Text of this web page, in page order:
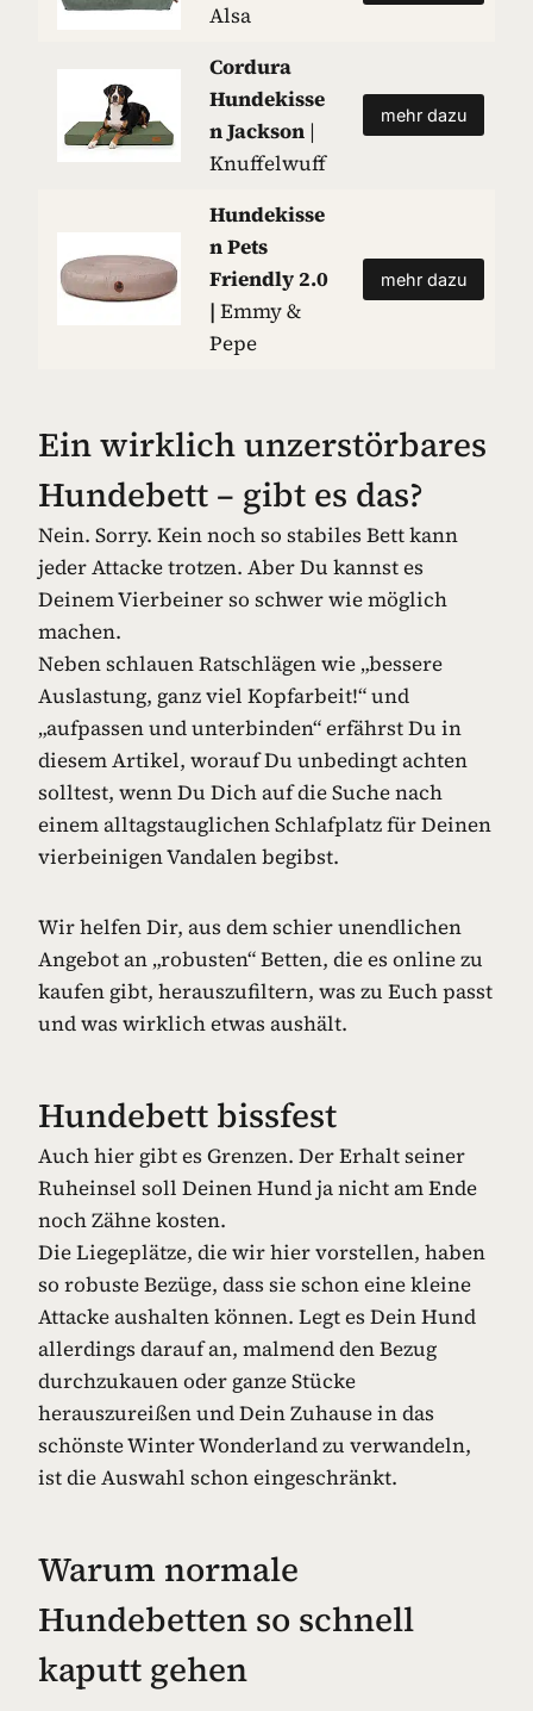
Alsa
Cordura
Hundekisse
n Jackson |
Knuffelwuff
mehr dazu
Hundekisse
n Pets
Friendly 2.0
| Emmy &
Pepe
mehr dazu
Ein wirklich unzerstörbares
Hundebett – gibt es das?
Nein. Sorry. Kein noch so stabiles Bett kann
jeder Attacke trotzen. Aber Du kannst es
Deinem Vierbeiner so schwer wie möglich
machen.
Neben schlauen Ratschlägen wie „bessere
Auslastung, ganz viel Kopfarbeit!“ und
„aufpassen und unterbinden“ erfährst Du in
diesem Artikel, worauf Du unbedingt achten
solltest, wenn Du Dich auf die Suche nach
einem alltagstauglichen Schlafplatz für Deinen
vierbeinigen Vandalen begibst.
Wir helfen Dir, aus dem schier unendlichen
Angebot an „robusten“ Betten, die es online zu
kaufen gibt, herauszufiltern, was zu Euch passt
und was wirklich etwas aushält.
Hundebett bissfest
Auch hier gibt es Grenzen. Der Erhalt seiner
Ruheinsel soll Deinen Hund ja nicht am Ende
noch Zähne kosten.
Die Liegeplätze, die wir hier vorstellen, haben
so robuste Bezüge, dass sie schon eine kleine
Attacke aushalten können. Legt es Dein Hund
allerdings darauf an, malmend den Bezug
durchzukauen oder ganze Stücke
herauszureißen und Dein Zuhause in das
schönste Winter Wonderland zu verwandeln,
ist die Auswahl schon eingeschränkt.
Warum normale
Hundebetten so schnell
kaputt gehen